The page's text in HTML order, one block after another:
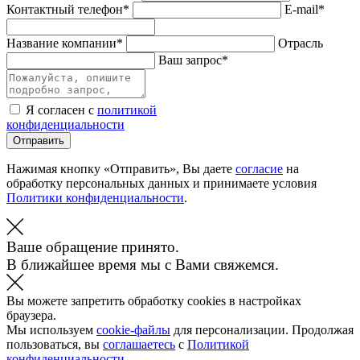
Контактный телефон*
E-mail*
Название компании*
Отрасль
Ваш запрос*
Я согласен с политикой
конфиденциальности
Отправить
Нажимая кнопку «Отправить», Вы даете согласие на
обработку персональных данных и принимаете условия
Политики конфиденциальности.
Ваше обращение принято.
В ближайшее время мы с Вами свяжемся.
Вы можете запретить обработку cookies в настройках
браузера.
Мы используем cookie-файлы для персонализации. Продолжая
пользоваться, вы соглашаетесь с Политикой